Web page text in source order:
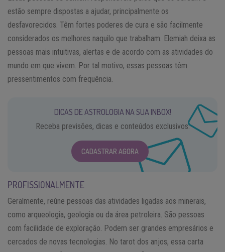
estão sempre dispostas a ajudar, principalmente os
desfavorecidos. Têm fortes poderes de cura e são facilmente
considerados os melhores naquilo que trabalham. Elemiah deixa as
pessoas mais intuitivas, alertas e de acordo com as atividades do
mundo em que vivem. Por tal motivo, essas pessoas têm
pressentimentos com frequência.
DICAS DE ASTROLOGIA NA SUA INBOX!
Receba previsões, dicas e conteúdos exclusivos.
CADASTRAR AGORA
PROFISSIONALMENTE
Geralmente, reúne pessoas das atividades ligadas aos minerais,
como arqueologia, geologia ou da área petroleira. São pessoas
com facilidade de exploração. Podem ser grandes empresários e
cercados de novas tecnologias. No tarot dos anjos, essa carta